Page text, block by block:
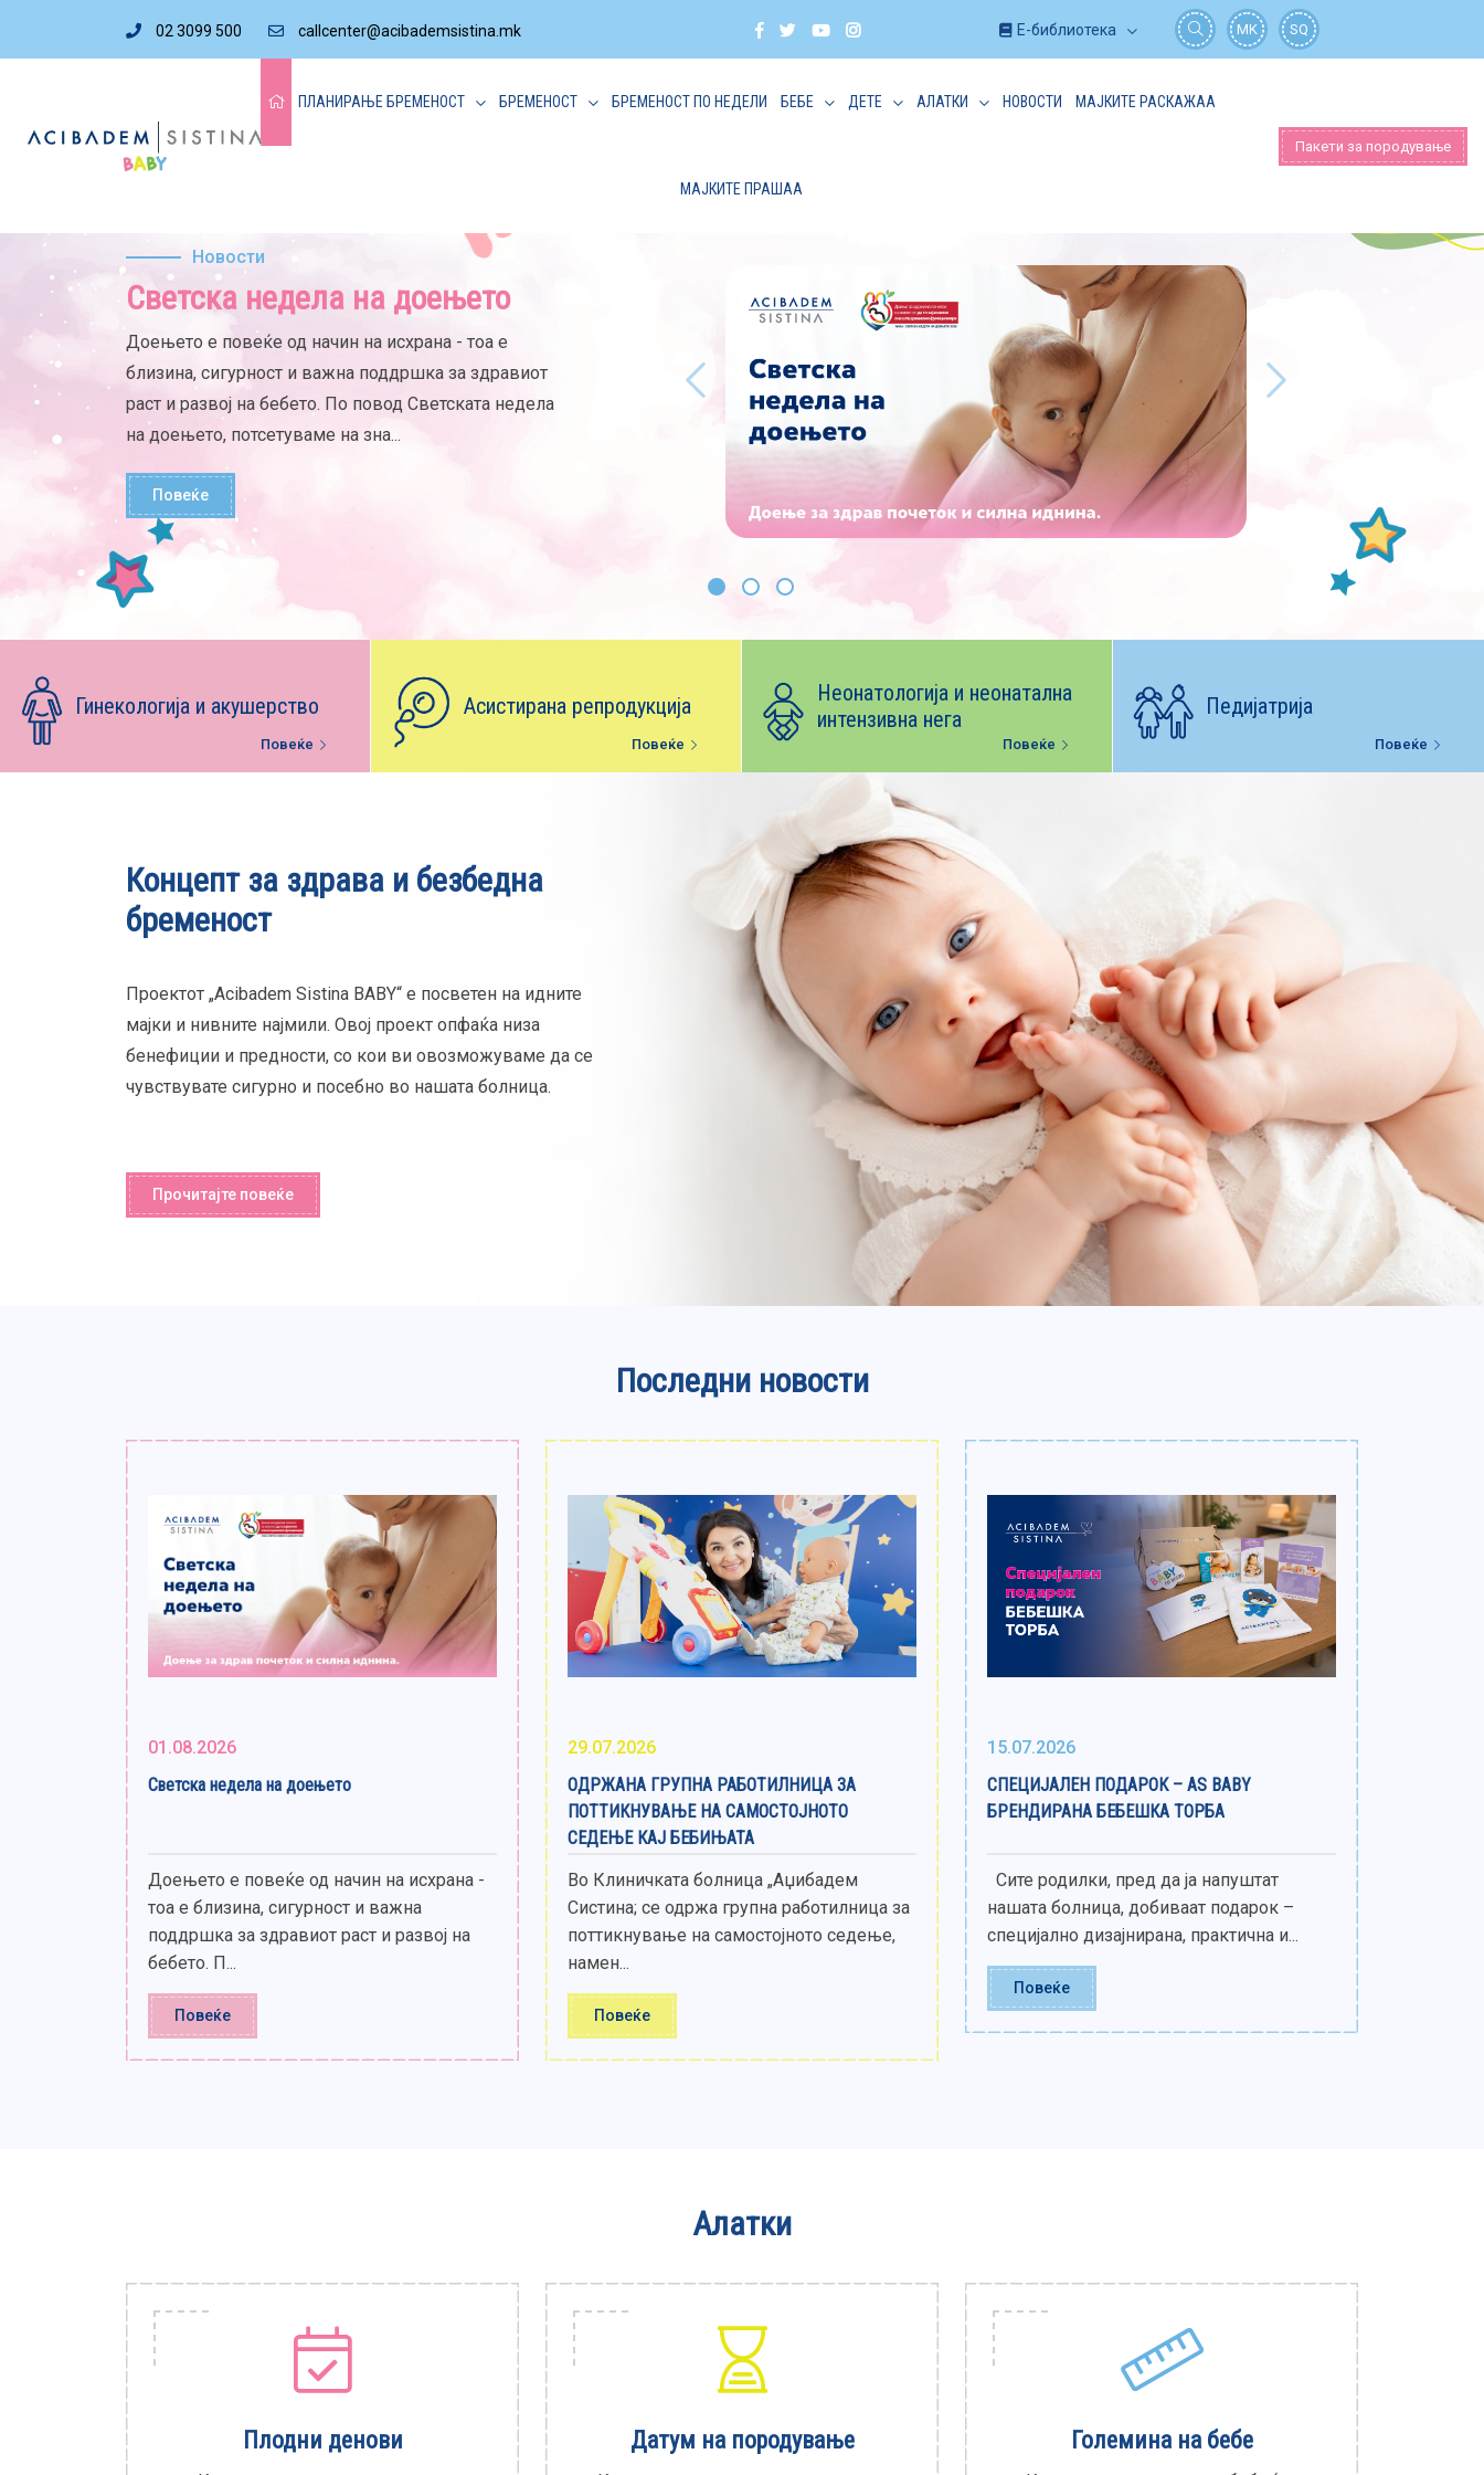
02 3099 500 callcenter@acibademsistina.mk Е-библиотека MK SQ
ПЛАНИРАЊЕ БРЕМЕНОСТ БРЕМЕНОСТ БРЕМЕНОСТ ПО НЕДЕЛИ БЕБЕ ДЕТЕ АЛАТКИ НОВОСТИ МАЈКИТЕ РАСКАЖАА
МАЈКИТЕ ПРАШАА
Пакети за породување
СПЕЦИЈАЛЕН ПОДАРОК – AS
БРЕНДИРАНА БЕБЕШКА ТОРБА
Сите родилки, пред да ја напуштат нашата болница,
добиваат подарок – специјално дизајнирана,
практична и брендирана бебешка торбичка, која има
практична приме...
Повеќе
Гинекологија и акушерство
Повеќе
Асистирана репродукција
Повеќе
Неонатологија и неонатална
интензивна нега
Повеќе
Педијатрија
Повеќе
Концепт за здрава и безбедна
бременост
Проектот „Acibadem Sistina BABY“ е посветен на идните
мајки и нивните најмили. Овој проект опфаќа низа
бенефиции и предности, со кои ви овозможуваме да се
чувствувате сигурно и посебно во нашата болница.
Прочитајте повеќе
Последни новости
01.08.2026
Светска недела на доењето
Доењето е повеќе од начин на исхрана -
тоа е близина, сигурност и важна
поддршка за здравиот раст и развој на
бебето. П...
Повеќе
29.07.2026
ОДРЖАНА ГРУПНА РАБОТИЛНИЦА ЗА
ПОТТИКНУВАЊЕ НА САМОСТОЈНОТО
СЕДЕЊЕ КАЈ БЕБИЊАТА
Во Клиничката болница „Аџибадем
Систина; се одржа групна работилница за
поттикнување на самостојното седење,
намен...
Повеќе
15.07.2026
СПЕЦИЈАЛЕН ПОДАРОК – AS BABY
БРЕНДИРАНА БЕБЕШКА ТОРБА
Сите родилки, пред да ја напуштат
нашата болница, добиваат подарок –
специјално дизајнирана, практична и...
Повеќе
Алатки
Плодни денови Датум на породување Големина на бебе